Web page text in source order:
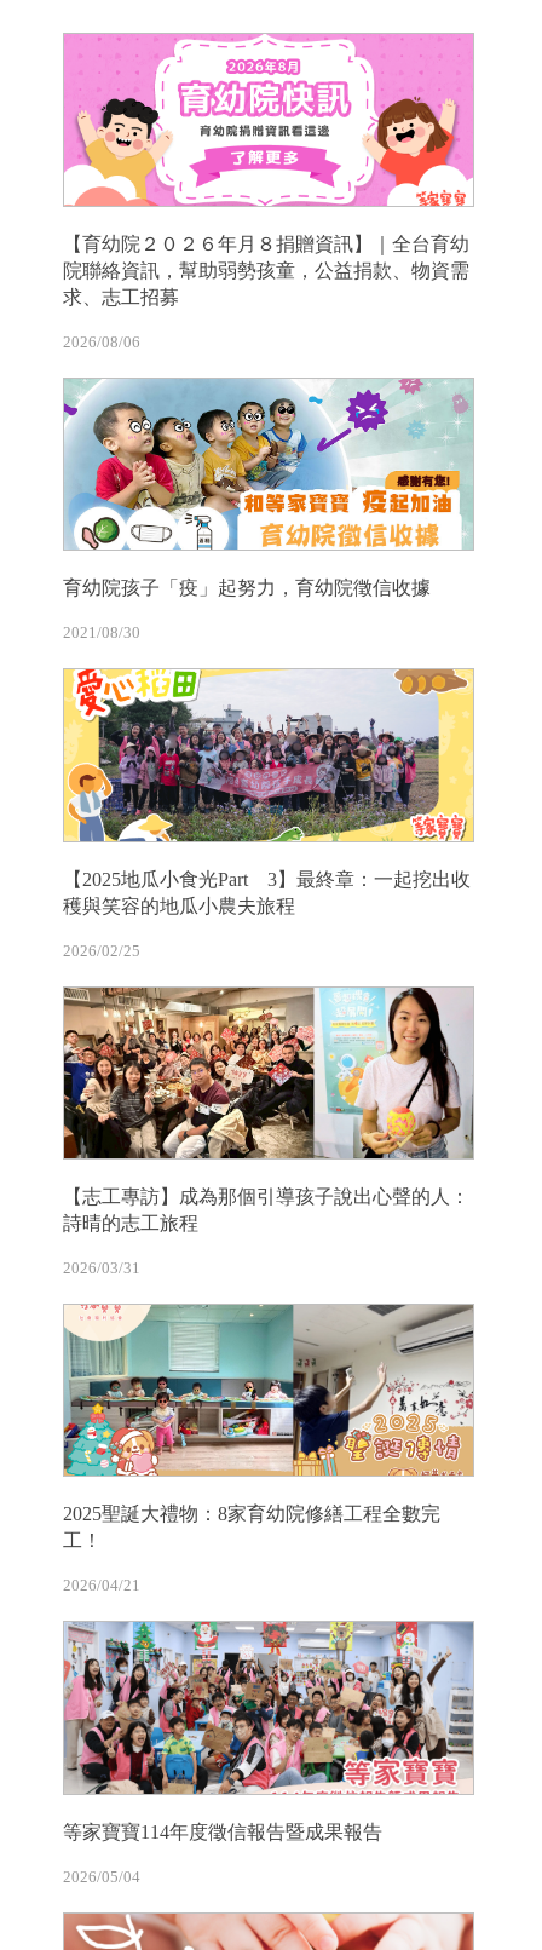
【育幼院２０２６年月８捐贈資訊】｜全台育幼
院聯絡資訊，幫助弱勢孩童，公益捐款、物資需
求、志工招募
2026/08/06
育幼院孩子「疫」起努力，育幼院徵信收據
2021/08/30
【2025地瓜小食光Part 3】最終章：一起挖出收
穫與笑容的地瓜小農夫旅程
2026/02/25
【志工專訪】成為那個引導孩子說出心聲的人：
詩晴的志工旅程
2026/03/31
2025聖誕大禮物：8家育幼院修繕工程全數完
工！
2026/04/21
等家寶寶114年度徵信報告暨成果報告
2026/05/04